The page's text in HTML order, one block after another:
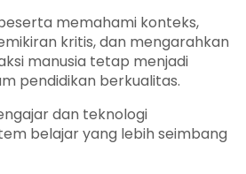
memahami konteks,
kritis, dan mengarahkan
manusia tetap menjadi
pendidikan berkualitas.
dan teknologi
belajar yang lebih seimbang